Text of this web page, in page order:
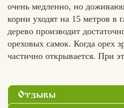
очень медленно, но
корни уходят на 15 метров в
дерево производит
ореховых самок. Когда орех
частично открывается. При
Отзывы